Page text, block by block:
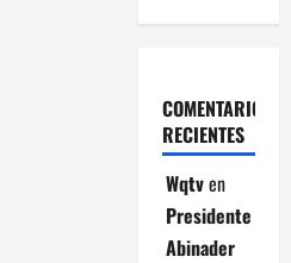
COMENTARIOS
RECIENTES
Wqtven
Presidente
Abinader